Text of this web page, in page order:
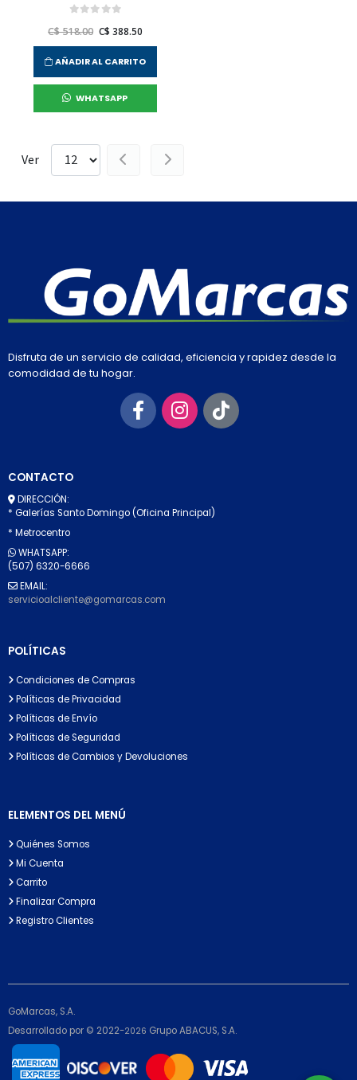
C$ 518.00 C$ 388.50
AÑADIR AL CARRITO
WHATSAPP
Ver
Disfruta de un servicio de calidad, eficiencia y rapidez desde la
comodidad de tu hogar.
CONTACTO
DIRECCIÓN:
* Galerías Santo Domingo (Oficina Principal)
* Metrocentro
WHATSAPP:
(507) 6320-6666
EMAIL:
servicioalcliente@gomarcas.com
POLÍTICAS
Condiciones de Compras
Políticas de Privacidad
Políticas de Envío
Políticas de Seguridad
Políticas de Cambios y Devoluciones
ELEMENTOS DEL MENÚ
Quiénes Somos
Mi Cuenta
Carrito
Finalizar Compra
Registro Clientes
GoMarcas, S.A.
Desarrollado por © 2022-2026 Grupo ABACUS, S.A.